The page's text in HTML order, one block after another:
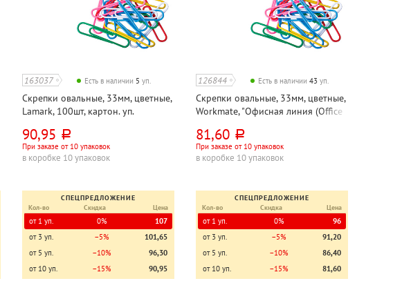
163037 Есть в наличии 5 уп.
Скрепки овальные, 33мм, цветные,
Lamark, 100шт, картон. уп.
90,95 руб.
При заказе от 10 упаковок
в коробке 10 упаковок
СПЕЦПРЕДЛОЖЕНИЕ
Кол-во
Скидка Цена
от 1 уп. 0%
107
от 3 уп.
−5%
101,65
от 5 уп.
−10%
96,30
от 10 уп.
−15% 90,95
126844 Есть в наличии43 уп.
Скрепки овальные, 33мм, цветные,
Workmate, "Офисная линия (Office
81,60 руб.
При заказе от 10 упаковок
в коробке 10 упаковок
СПЕЦПРЕДЛОЖЕНИЕ
Кол-во
Скидка Цена
от 1 уп. 0%
96
от 3 уп.
−5%
91,20
от 5 уп.
−10%
86,40
от 10 уп.
−15% 81,60